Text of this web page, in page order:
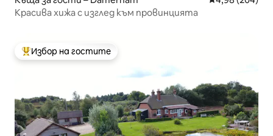
Красива хижа с изглед към провинцията
Най-популярен избор на гостите
Избор на гостите